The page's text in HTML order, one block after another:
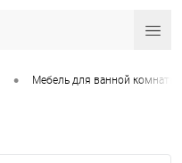
• Мебель для ванной комнаты